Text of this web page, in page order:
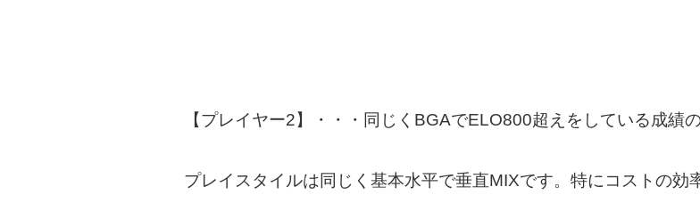
【プレイヤー2】・・・同じくBGAでELO800超えをしている成績
プレイスタイルは同じく基本水平で垂直MIXです。特にコストの効